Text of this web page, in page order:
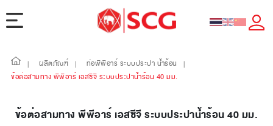
| ผลิตภัณฑ์ | ท่อพีพีอาร์ ระบบประปา น้ำร้อน
|
ข้อต่อสามทาง พีพีอาร์ เอสซีจี ระบบประปาน้ำร้อน 40 มม.
ข้อต่อสามทาง พีพีอาร์ เอสซีจี ระบบประปาน้ำร้อน 40 มม.